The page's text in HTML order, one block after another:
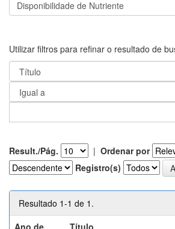
Utilizar filtros para refinar o resultado de
Result./Pág. | Ordenar por
Registro(s)
Resultado 1-1 de 1.
Ano de
Título